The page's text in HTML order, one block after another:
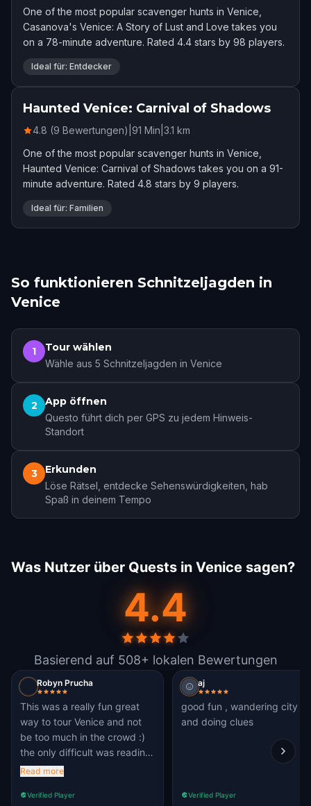
One of the most popular scavenger hunts in Venice,
Casanova's Venice: A Story of Lust and Love takes you
on a 78-minute adventure. Rated 4.4 stars by 98 players.
Ideal für: Entdecker
Haunted Venice: Carnival of Shadows
4.8 (9 Bewertungen) 91 Min 3.1 km
One of the most popular scavenger hunts in Venice,
Haunted Venice: Carnival of Shadows takes you on a 91-
minute adventure. Rated 4.8 stars by 9 players.
Ideal für: Familien
So funktionieren Schnitzeljagden in
Venice
1 Tour wählen
Wähle aus 5 Schnitzeljagden in Venice
2 App öffnen
Questo führt dich per GPS zu jedem Hinweis-
Standort
3 Erkunden
Löse Rätsel, entdecke Sehenswürdigkeiten, hab
Spaß in deinem Tempo
Was Nutzer über Quests in Venice sagen?
4.4
Basierend auf 508+ lokalen Bewertungen
Robyn Prucha
This was a really fun great
way to tour Venice and not
be too much in the crowd :)
the only difficult was reading
the questions sometimes
Read more
Verified Player
aj
good fun , wandering city
and doing clues
Verified Player